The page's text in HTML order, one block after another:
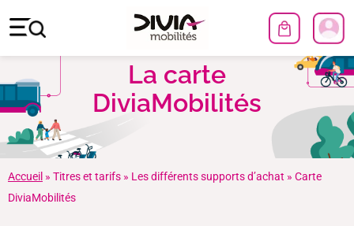
La carte
DiviaMobilités
Accueil » Titres et tarifs » Les différents supports d’achat » Carte
DiviaMobilités